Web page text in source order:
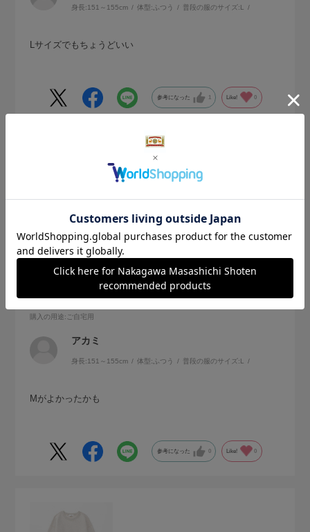
身長:151～155cm 体型:ふつう 普段の服のサイズ:L
Lサイズでもちょうどいい
参考になった 1 Like! 0
ネイビーも注文します
購入の用途:ご自宅用
アカミ
身長:151～155cm 体型:ふつう 普段の服のサイズ:L
Mがよかったかも
参考になった 0 Like! 0